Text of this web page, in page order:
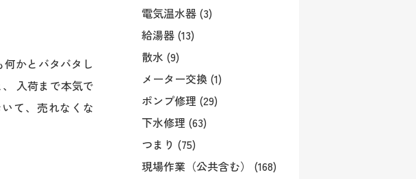
電気温水器 (3)
給湯器 (13)
散水 (9)
メーター交換 (1)
ポンプ修理 (29)
下水修理 (63)
つまり (75)
現場作業（公共含む） (168)
かとバタバタし
入荷まで本気で
て、売れなくな